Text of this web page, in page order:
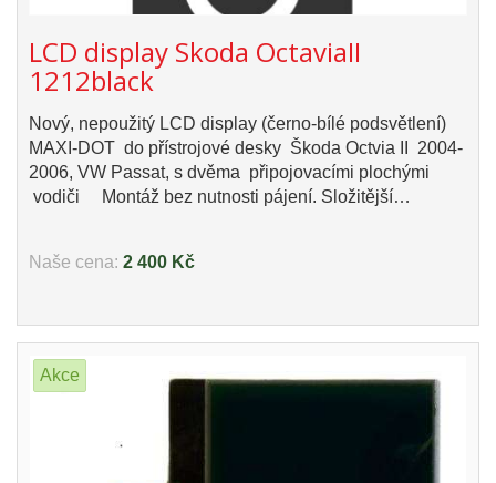
LCD display Skoda OctaviaII
1212black
Nový, nepoužitý LCD display (černo-bílé podsvětlení)
MAXI-DOT do přístrojové desky Škoda Octvia II 2004-
2006, VW Passat, s dvěma připojovacími plochými
vodiči Montáž bez nutnosti pájení. Složitější…
Naše cena: 2 400 Kč
Akce